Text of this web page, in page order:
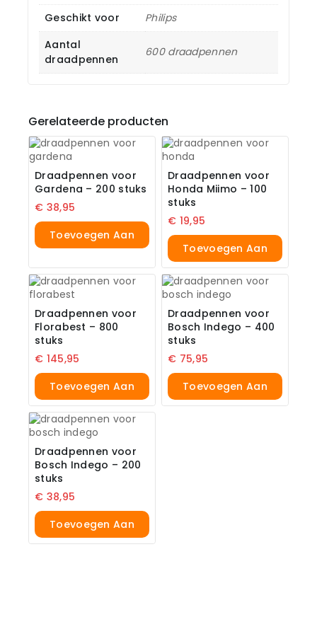
Geschikt voor
Philips
Aantal
draadpennen
600 draadpennen
Gerelateerde producten
Draadpennen voor
Gardena – 200 stuks
€ 38,95
Toevoegen Aan
Draadpennen voor
Honda Miimo – 100
stuks
€ 19,95
Toevoegen Aan
Winkelwagen
Draadpennen voor
Florabest – 800
stuks
€ 145,95
Toevoegen Aan
Winkelwagen
Draadpennen voor
Bosch Indego – 400
stuks
€ 75,95
Toevoegen Aan
Winkelwagen
Draadpennen voor
Bosch Indego – 200
stuks
€ 38,95
Toevoegen Aan
Winkelwagen